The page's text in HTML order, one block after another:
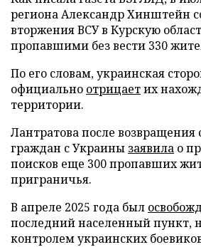
региона Александр Хинштейн
вторжения ВСУ в Курскую
пропавшими без вести 330
По его словам, украинская
официально отрицаетих
территории.
Лантратова после
граждан с Украины заявила о
поисков еще 300 пропавших
приграничья.
В апреле 2025 года был
последний населенный пункт,
контролем украинских